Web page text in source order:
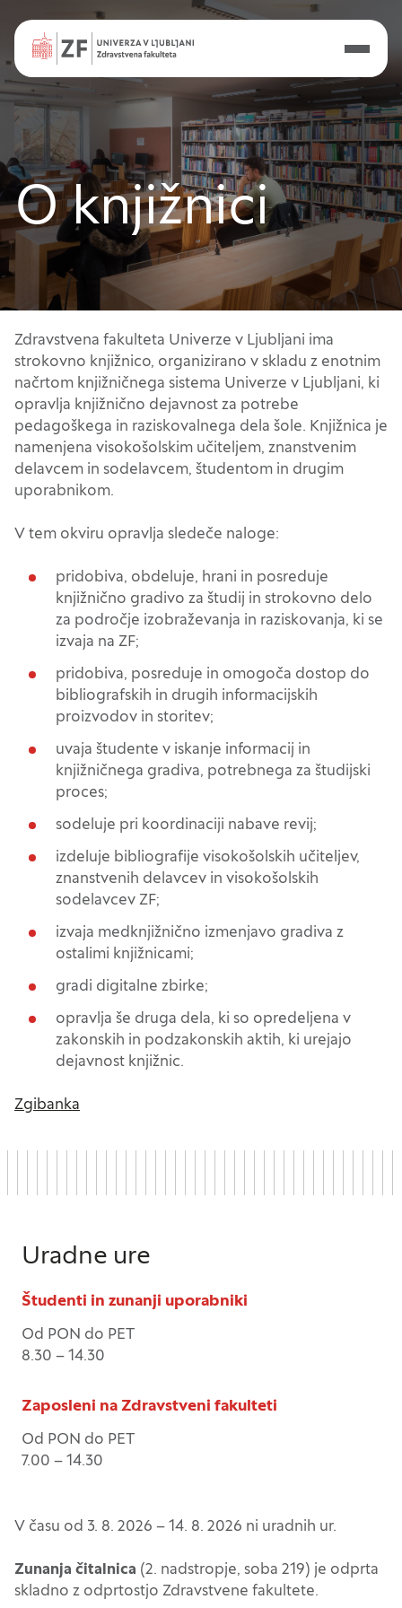
O knjižnici
Zdravstvena fakulteta Univerze v Ljubljani ima
strokovno knjižnico, organizirano v skladu z enotnim
načrtom knjižničnega sistema Univerze v Ljubljani, ki
opravlja knjižnično dejavnost za potrebe
pedagoškega in raziskovalnega dela šole. Knjižnica je
namenjena visokošolskim učiteljem, znanstvenim
delavcem in sodelavcem, študentom in drugim
uporabnikom.
V tem okviru opravlja sledeče naloge:
pridobiva, obdeluje, hrani in posreduje
knjižnično gradivo za študij in strokovno delo
za področje izobraževanja in raziskovanja, ki se
izvaja na ZF;
pridobiva, posreduje in omogoča dostop do
bibliografskih in drugih informacijskih
proizvodov in storitev;
uvaja študente v iskanje informacij in
knjižničnega gradiva, potrebnega za študijski
proces;
sodeluje pri koordinaciji nabave revij;
izdeluje bibliografije visokošolskih učiteljev,
znanstvenih delavcev in visokošolskih
sodelavcev ZF;
izvaja medknjižnično izmenjavo gradiva z
ostalimi knjižnicami;
gradi digitalne zbirke;
opravlja še druga dela, ki so opredeljena v
zakonskih in podzakonskih aktih, ki urejajo
dejavnost knjižnic.
Zgibanka
Uradne ure
Študenti in zunanji uporabniki
Od PON do PET
8.30 – 14.30
Zaposleni na Zdravstveni fakulteti
Od PON do PET
7.00 – 14.30
V času od 3. 8. 2026 – 14. 8. 2026 ni uradnih ur.
Zunanja čitalnica (2. nadstropje, soba 219) je odprta
skladno z odprtostjo Zdravstvene fakultete.
Nastavitve piškotkov
Vaša zasebnost
Ko obiščete katero koli spletno mesto, mesto
informacije se lahko navezujejo na vas, vaše
spletno mesto deluje v skladu z vašimi
pričakovanji. Te informacije običajno ne razkrivajo